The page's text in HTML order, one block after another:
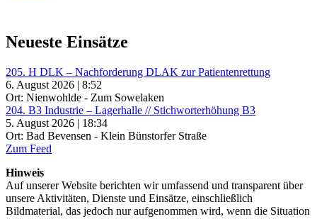
Neueste Einsätze
205. H DLK – Nachforderung DLAK zur Patientenrettung
6. August 2026 | 8:52
Ort: Nienwohlde - Zum Sowelaken
204. B3 Industrie – Lagerhalle // Stichworterhöhung B3
5. August 2026 | 18:34
Ort: Bad Bevensen - Klein Bünstorfer Straße
Zum Feed
Hinweis
Auf unserer Website berichten wir umfassend und transparent über
unsere Aktivitäten, Dienste und Einsätze, einschließlich
Bildmaterial, das jedoch nur aufgenommen wird, wenn die Situation